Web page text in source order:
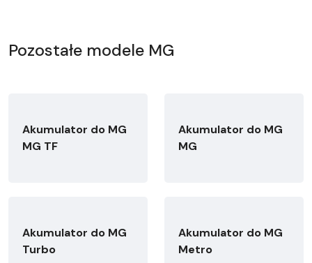
Pozostałe modele MG
Akumulator do MG
MG TF
Akumulator do MG
MG
Akumulator do MG
Turbo
Akumulator do MG
Metro